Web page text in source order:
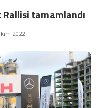
tamamlandı
2022